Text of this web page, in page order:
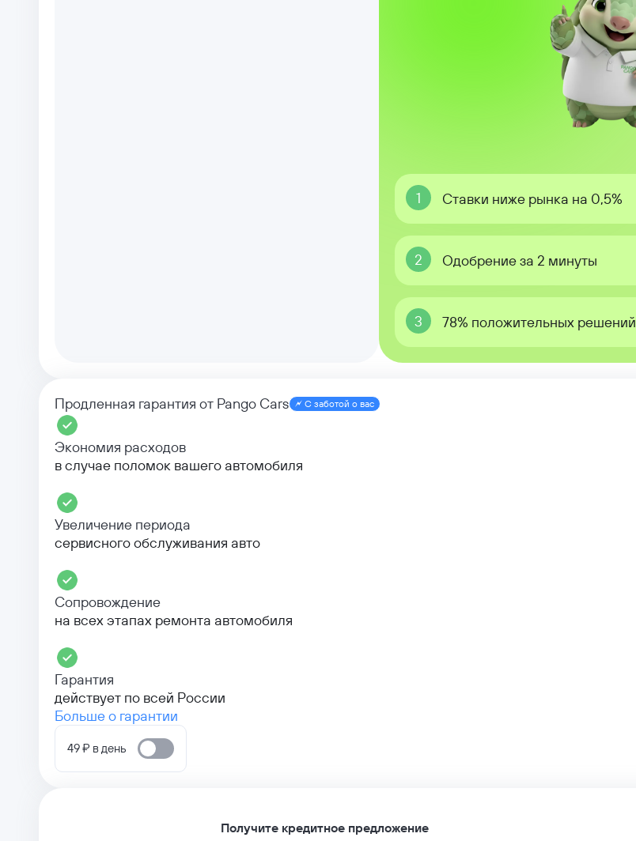
1 Ставки ниже рынка на 0,5%
2 Одобрение за 2 минуты
3 78% положительных решений
Продленная гарантия от Pango Cars С заботой о вас
Экономия расходов
в случае поломок вашего автомобиля
Увеличение периода
сервисного обслуживания авто
Сопровождение
на всех этапах ремонта автомобиля
Гарантия
действует по всей России
Больше о гарантии
49 ₽ в день
Получите кредитное предложение